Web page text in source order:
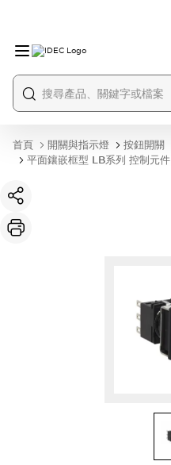
首頁 開關與指示燈 按鈕開關
平面鑲嵌框型 LB系列 控制元件